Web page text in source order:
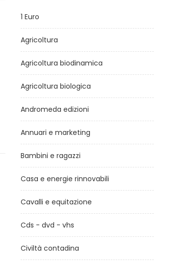
1 Euro
Agricoltura
Agricoltura biodinamica
Agricoltura biologica
Andromeda edizioni
Annuari e marketing
Bambini e ragazzi
Casa e energie rinnovabili
Cavalli e equitazione
Cds - dvd - vhs
Civiltà contadina